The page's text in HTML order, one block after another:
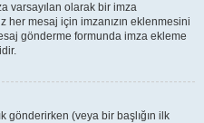
varsayılan olarak bir imza
mesaj için imzanızın eklenmesini
gönderme formunda imza ekleme
gönderirken (veya bir başlığın ilk